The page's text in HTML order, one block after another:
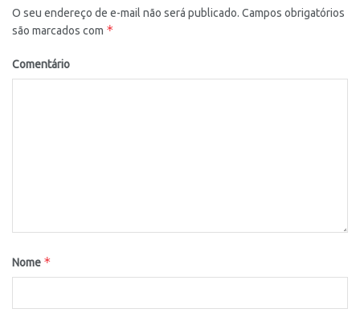
O seu endereço de e-mail não será publicado. Campos obrigatórios
são marcados com *
Comentário
Nome *